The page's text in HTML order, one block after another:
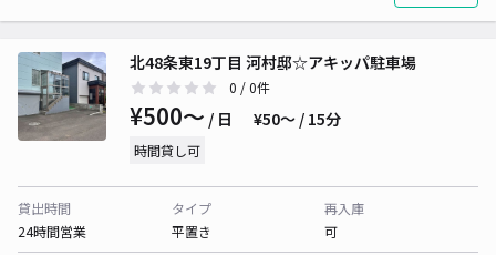
北48条東19丁目 河村邸☆アキッパ駐車場
0 / 0件
¥500〜 / 日 ¥50〜 / 15分
時間貸し可
貸出時間
24時間営業
タイプ
平置き
再入庫
可